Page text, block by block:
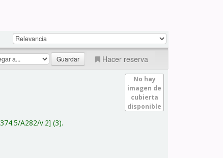
Hacer reserva
No hay
imagen de
cubierta
disponible
A282/v.2 (3).